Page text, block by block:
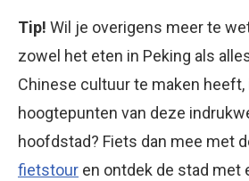
Tip! Wil je overigens meer te
zowel het eten in Peking als
Chinese cultuur te maken
hoogtepunten van deze
hoofdstad? Fiets dan mee met
fietstour en ontdek de stad met